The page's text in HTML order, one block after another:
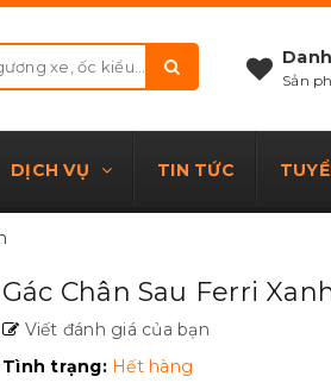
Sản
DỊCH VỤ TIN TỨC
Gác Chân Sau Ferri
Viết đánh giá của bạn
Tình trạng: Hết hàng